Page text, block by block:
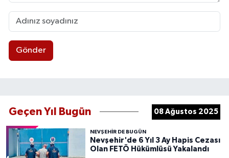
Gönder
Geçen Yıl Bugün 08 Ağustos 2025
NEVŞEHIR DE BUGÜN
Nevşehir'de 6 Yıl 3 Ay Hapis Cezası
Olan FETÖ Hükümlüsü Yakalandı